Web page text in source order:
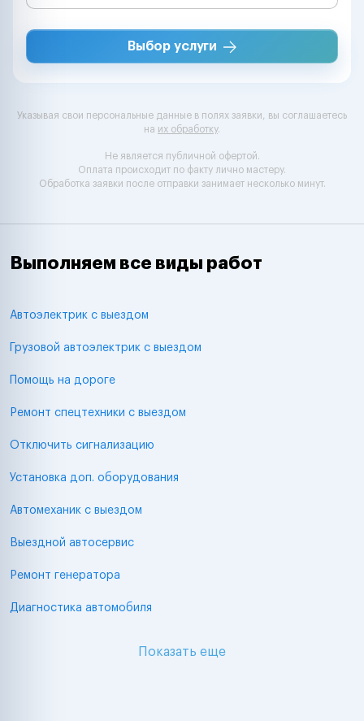
Выбор услуги
Указывая свои персональные данные в полях заявки, вы соглашаетесь
на их обработку.
Не является публичной офертой.
Оплата происходит по факту лично мастеру.
Обработка заявки после отправки занимает несколько минут.
Выполняем все виды работ
Автоэлектрик с выездом
Грузовой автоэлектрик с выездом
Помощь на дороге
Ремонт спецтехники с выездом
Отключить сигнализацию
Установка доп. оборудования
Автомеханик с выездом
Выездной автосервис
Ремонт генератора
Диагностика автомобиля
Показать еще